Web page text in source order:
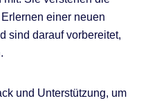
einer neuen
sind darauf vorbereitet,
und Unterstützung, um